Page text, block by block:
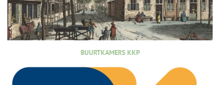
BUURTKAMERS KKP